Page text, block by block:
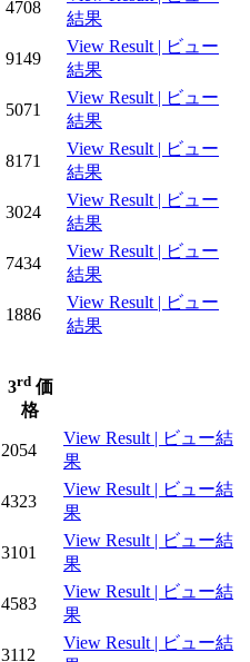
4708
結果
9149
View Result | ビュー
結果
5071
View Result | ビュー
結果
8171
View Result | ビュー
結果
3024
View Result | ビュー
結果
7434
View Result | ビュー
結果
1886
View Result | ビュー
結果
3rd価
格
2054
View Result | ビュー結
果
4323
View Result | ビュー結
果
3101
View Result | ビュー結
果
4583
View Result | ビュー結
果
3112
View Result | ビュー結